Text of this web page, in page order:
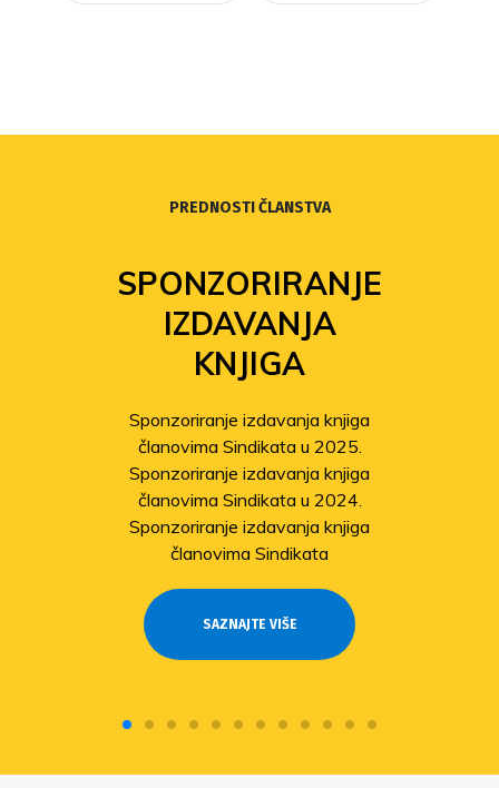
PREDNOSTI ČLANSTVA
SPONZORIRANJE
IZDAVANJA
KNJIGA
Sponzoriranje izdavanja knjiga
članovima Sindikata u 2025.
Sponzoriranje izdavanja knjiga
članovima Sindikata u 2024.
Sponzoriranje izdavanja knjiga
članovima Sindikata
SAZNAJTE VIŠE